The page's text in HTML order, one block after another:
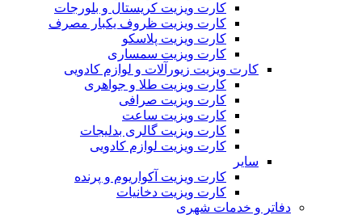
کارت ویزیت کریستال و بلورجات
کارت ویزیت ظروف یکبار مصرف
کارت ویزیت پلاسکو
کارت ویزیت سمساری
کارت ویزیت زیورآلات و لوازم کادویی
کارت ویزیت طلا و جواهری
کارت ویزیت صرافی
کارت ویزیت ساعت
کارت ویزیت گالری بدلیجات
کارت ویزیت لوازم کادویی
سایر
کارت ویزیت آکواریوم و پرنده
کارت ویزیت دخانیات
دفاتر و خدمات شهری